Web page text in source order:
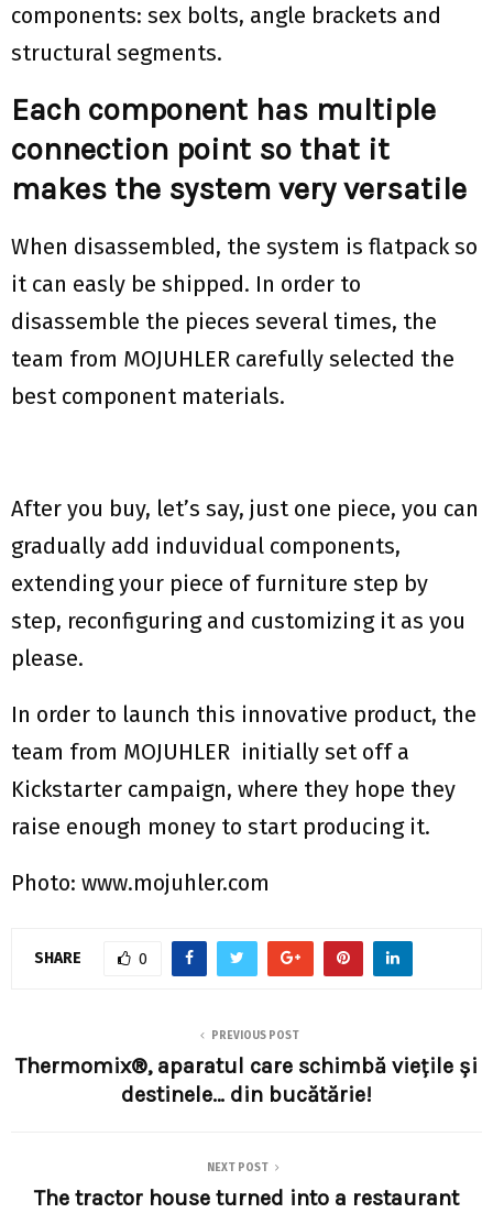
components: sex bolts, angle brackets and
structural segments.
Each component has multiple
connection point so that it
makes the system very versatile
When disassembled, the system is flatpack so
it can easly be shipped. In order to
disassemble the pieces several times, the
team from MOJUHLER carefully selected the
best component materials.
After you buy, let’s say, just one piece, you can
gradually add induvidual components,
extending your piece of furniture step by
step, reconfiguring and customizing it as you
please.
In order to launch this innovative product, the
team from MOJUHLER initially set off a
Kickstarter campaign, where they hope they
raise enough money to start producing it.
Photo: www.mojuhler.com
SHARE 0
PREVIOUS POST
Thermomix®, aparatul care schimbă vieţile şi
destinele… din bucătărie!
NEXT POST
The tractor house turned into a restaurant